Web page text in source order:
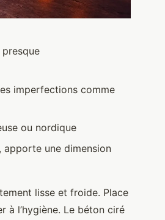
imperfections comme
ou nordique
apporte une dimension
lisse et froide. Place
à l’hygiène. Le béton ciré